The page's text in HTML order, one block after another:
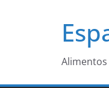
Alimentos